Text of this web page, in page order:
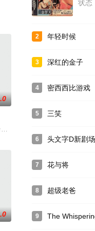
良勘景，漫遊穿梭於古城巷
儿的监护权。因此她瞒着
打得失禁，这是郭正男人生
状态
2 年轻时候
3 深红的金子
4 密西西比游戏
5 三笑
6 头文字D新剧
7 花与将
8 超级老爸
9 The